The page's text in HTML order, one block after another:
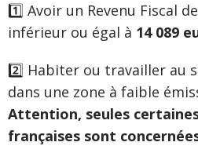
1️⃣ Avoir un Revenu Fiscal
inférieur ou égal à 14 089
2️⃣ Habiter ou travailler au
dans une zone à faible
Attention, seules
françaises sont